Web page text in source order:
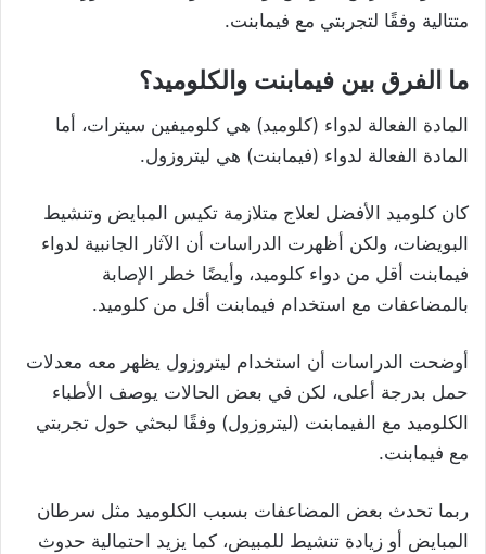
متتالية وفقًا لتجربتي مع فيمابنت.
ما الفرق بين فيمابنت والكلوميد؟
المادة الفعالة لدواء (كلوميد) هي كلوميفين سيترات، أما
المادة الفعالة لدواء (فيمابنت) هي ليتروزول.
كان كلوميد الأفضل لعلاج متلازمة تكيس المبايض وتنشيط
البويضات، ولكن أظهرت الدراسات أن الآثار الجانبية لدواء
فيمابنت أقل من دواء كلوميد، وأيضًا خطر الإصابة
بالمضاعفات مع استخدام فيمابنت أقل من كلوميد.
أوضحت الدراسات أن استخدام ليتروزول يظهر معه معدلات
حمل بدرجة أعلى، لكن في بعض الحالات يوصف الأطباء
الكلوميد مع الفيمابنت (ليتروزول) وفقًا لبحثي حول تجربتي
مع فيمابنت.
ربما تحدث بعض المضاعفات بسبب الكلوميد مثل سرطان
المبايض أو زيادة تنشيط للمبيض، كما يزيد احتمالية حدوث